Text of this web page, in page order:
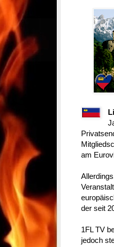
am
der seit
1FL TV
jedoch